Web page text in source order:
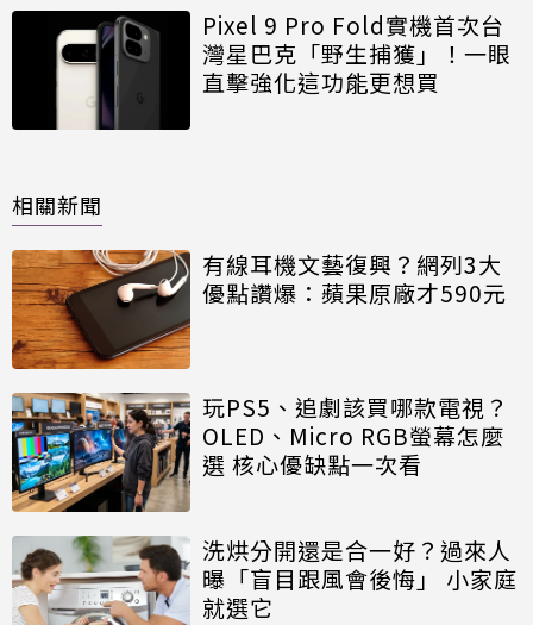
Pixel 9 Pro Fold實機首次台
灣星巴克「野生捕獲」！一眼
直擊強化這功能更想買
相關新聞
有線耳機文藝復興？網列3大
優點讚爆：蘋果原廠才590元
玩PS5、追劇該買哪款電視？
OLED、Micro RGB螢幕怎麼
選 核心優缺點一次看
洗烘分開還是合一好？過來人
曝「盲目跟風會後悔」 小家庭
就選它